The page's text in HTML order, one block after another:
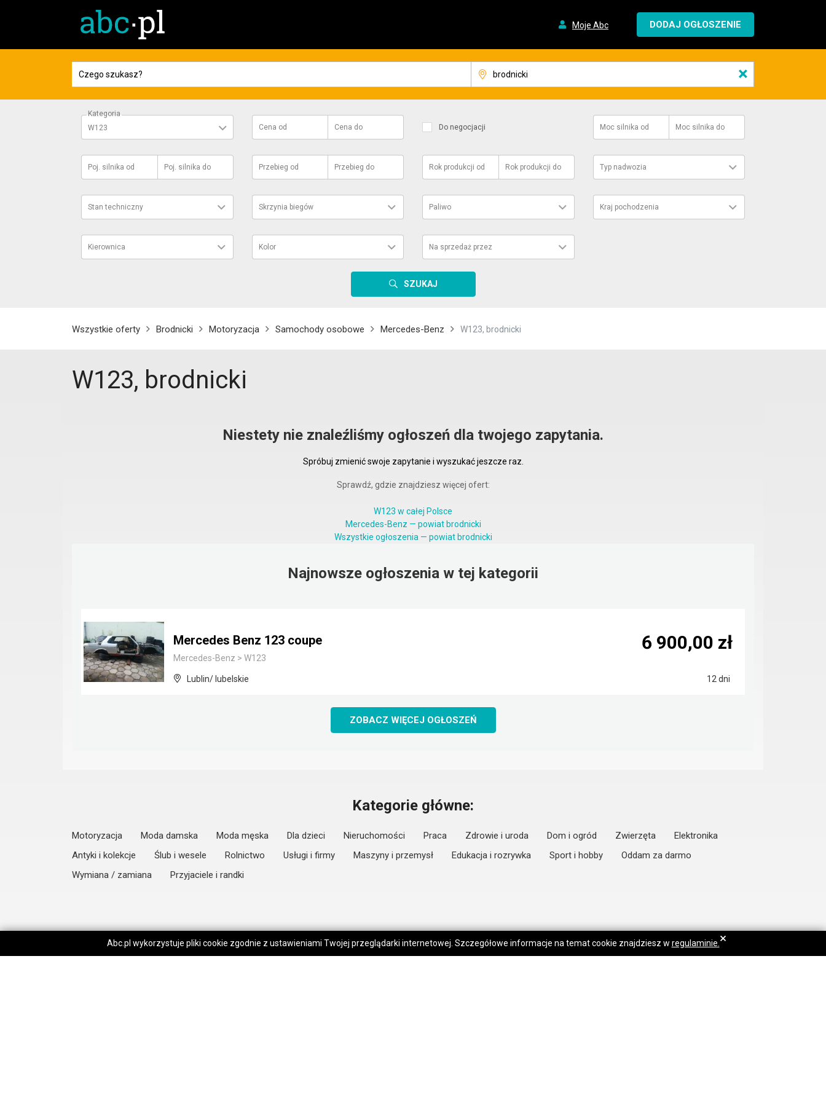
Moje Abc DODAJ OGŁOSZENIE
×
Kategoria
W123
Cena od Cena do Do negocjacji Moc silnika od Moc silnika do
Poj. silnika od Poj. silnika do Przebieg od Przebieg do Rok produkcji od Rok produkcji do Typ nadwozia
Stan techniczny Skrzynia biegów Paliwo Kraj pochodzenia
Kierownica Kolor Na sprzedaż przez
SZUKAJ
Wszystkie oferty Brodnicki Motoryzacja Samochody osobowe Mercedes-Benz W123, brodnicki
W123, brodnicki
Niestety nie znaleźliśmy ogłoszeń dla twojego zapytania.
Spróbuj zmienić swoje zapytanie i wyszukać jeszcze raz.
Sprawdź, gdzie znajdziesz więcej ofert:
W123 w całej Polsce
Mercedes-Benz — powiat brodnicki
Wszystkie ogłoszenia — powiat brodnicki
Najnowsze ogłoszenia w tej kategorii
Mercedes Benz 123 coupe
Mercedes-Benz > W123
Lublin/ lubelskie 12 dni
6 900,00 zł
ZOBACZ WIĘCEJ OGŁOSZEŃ
Kategorie główne:
Motoryzacja Moda damska Moda męska Dla dzieci Nieruchomości Praca Zdrowie i uroda Dom i ogród Zwierzęta
Elektronika
Antyki i kolekcje
Ślub i wesele Rolnictwo Usługi i firmy Maszyny i przemysł Edukacja i rozrywka Sport i hobby
Oddam za darmo
Wymiana / zamiana
Przyjaciele i randki
Abc.pl wykorzystuje pliki cookie zgodnie z ustawieniami Twojej przeglądarki internetowej. Szczegółowe informacje na temat cookie znajdziesz w regulaminie. ×